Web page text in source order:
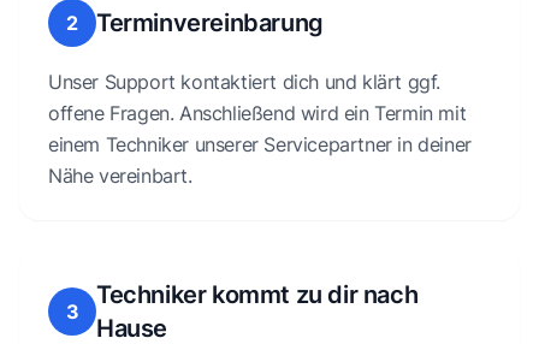
2 Terminvereinbarung
Unser Support kontaktiert dich und klärt ggf.
offene Fragen. Anschließend wird ein Termin mit
einem Techniker unserer Servicepartner in deiner
Nähe vereinbart.
3
Techniker kommt zu dir nach
Hause